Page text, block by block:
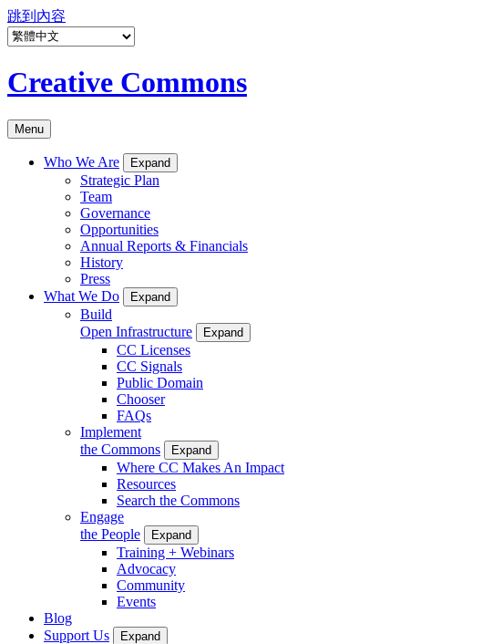
跳到內容
Creative Commons
Menu
Who We Are Expand
Strategic Plan
Team
Governance
Opportunities
Annual Reports & Financials
History
Press
What We Do
Expand
Build
Open Infrastructure
Expand
CC Licenses
CC Signals
Public Domain
Chooser
FAQs
Implement
the Commons
Expand
Where CC Makes An Impact
Resources
Search the Commons
Engage
the People
Expand
Training + Webinars
Advocacy
Community
Events
Blog
Support Us
Expand